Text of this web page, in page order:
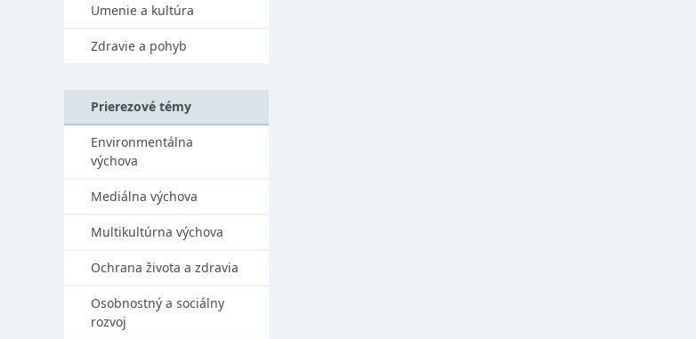
Umenie a kultúra
Zdravie a pohyb
Prierezové témy
Environmentálna
výchova
Mediálna výchova
Multikultúrna výchova
Ochrana života a zdravia
Osobnostný a sociálny
rozvoj